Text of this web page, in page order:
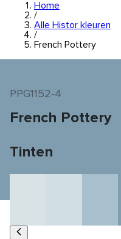
Home
/
Alle Histor kleuren
/
French Pottery
PPG1152-4
French Pottery
Tinten